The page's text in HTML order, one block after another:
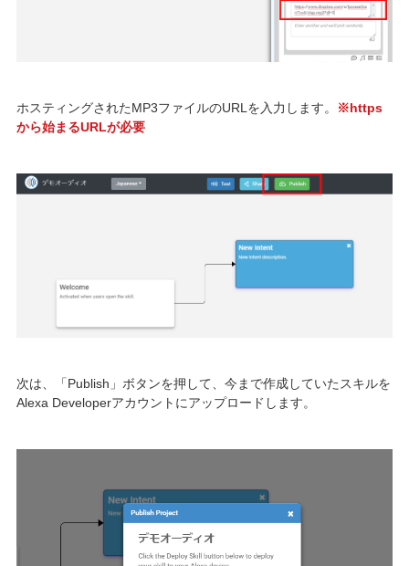
ホスティングされたMP3ファイルのURLを入力します。
※https
から始まるURLが必要
次は、「Publish」ボタンを押して、今まで作成していたスキルを
Alexa Developerアカウントにアップロードします。